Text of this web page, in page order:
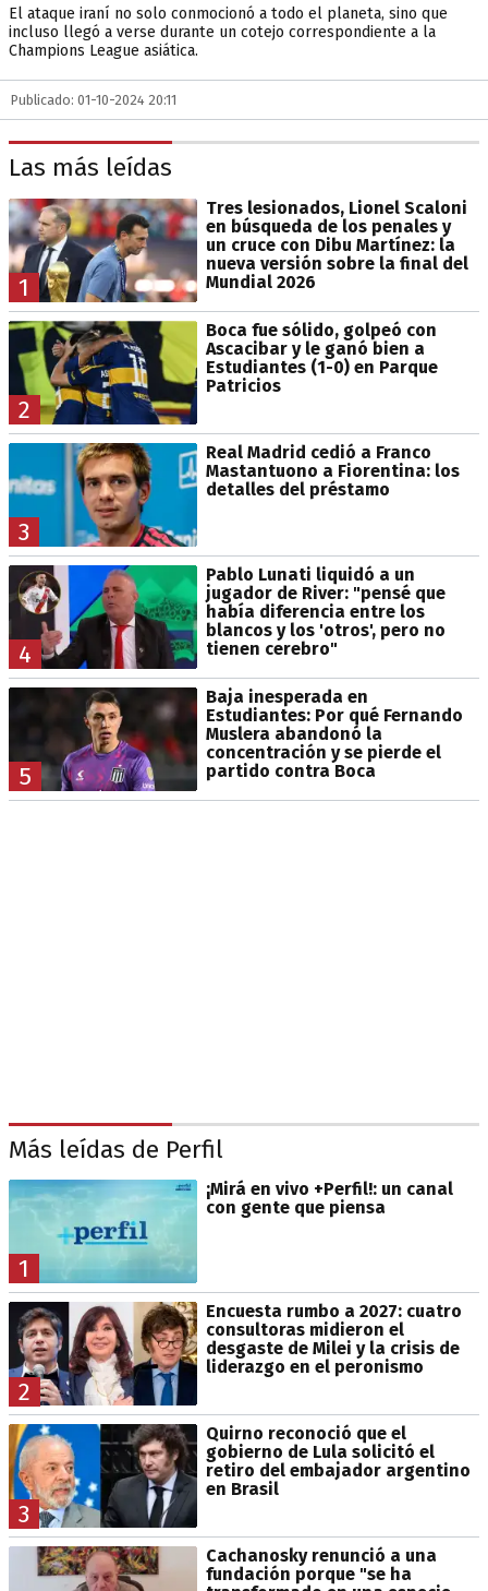
El ataque iraní no solo conmocionó a todo el planeta, sino que
incluso llegó a verse durante un cotejo correspondiente a la
Champions League asiática.
Publicado: 01-10-2024 20:11
Las más leídas
1
Tres lesionados, Lionel Scaloni
en búsqueda de los penales y
un cruce con Dibu Martínez: la
nueva versión sobre la final del
Mundial 2026
2
Boca fue sólido, golpeó con
Ascacibar y le ganó bien a
Estudiantes (1-0) en Parque
Patricios
3
Real Madrid cedió a Franco
Mastantuono a Fiorentina: los
detalles del préstamo
4
Pablo Lunati liquidó a un
jugador de River: "pensé que
había diferencia entre los
blancos y los 'otros', pero no
tienen cerebro"
5
Baja inesperada en
Estudiantes: Por qué Fernando
Muslera abandonó la
concentración y se pierde el
partido contra Boca
Más leídas de Perfil
1
¡Mirá en vivo +Perfil!: un canal
con gente que piensa
2
Encuesta rumbo a 2027: cuatro
consultoras midieron el
desgaste de Milei y la crisis de
liderazgo en el peronismo
3
Quirno reconoció que el
gobierno de Lula solicitó el
retiro del embajador argentino
en Brasil
Cachanosky renunció a una
fundación porque "se ha